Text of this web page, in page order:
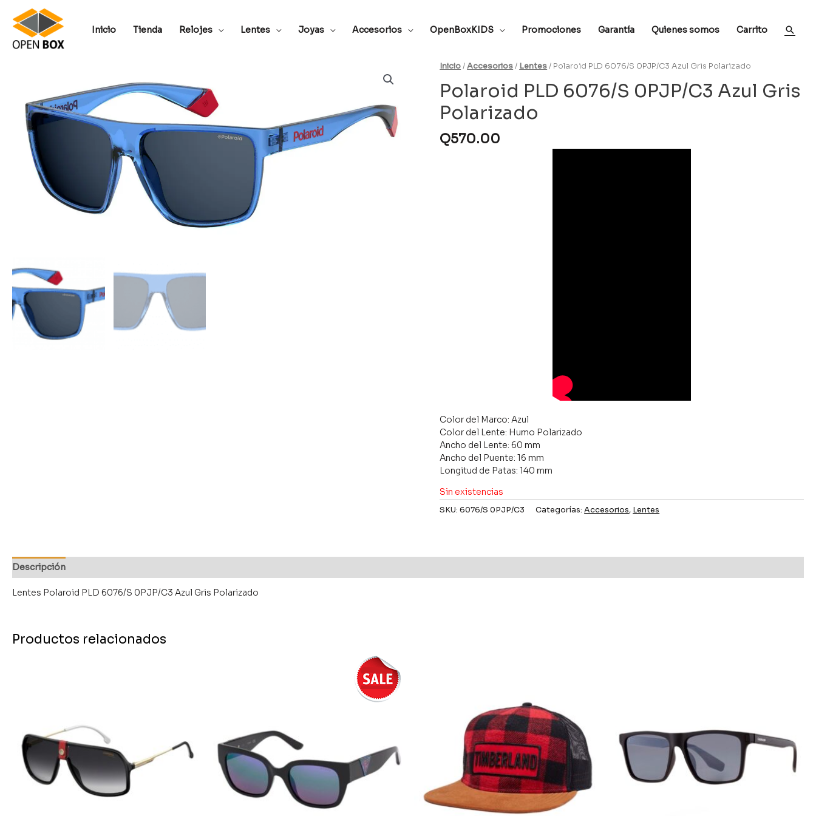
Inicio Tienda Relojes Lentes Joyas Accesorios OpenBoxKIDS Promociones Garantía Quienes somos Carrito
Inicio/Accesorios/ Lentes/ Polaroid PLD 6076/S 0PJP/C3 Azul Gris Polarizado
Polaroid PLD 6076/S 0PJP/C3 Azul Gris
Polarizado
Q570.00
Color del Marco: Azul
Color del Lente: Humo Polarizado
Ancho del Lente: 60 mm
Ancho del Puente: 16 mm
Longitud de Patas: 140 mm
Sin existencias
SKU:6076/S 0PJP/C3 Categorías:Accesorios, Lentes
Descripción
Lentes Polaroid PLD 6076/S 0PJP/C3 Azul Gris Polarizado
Productos relacionados